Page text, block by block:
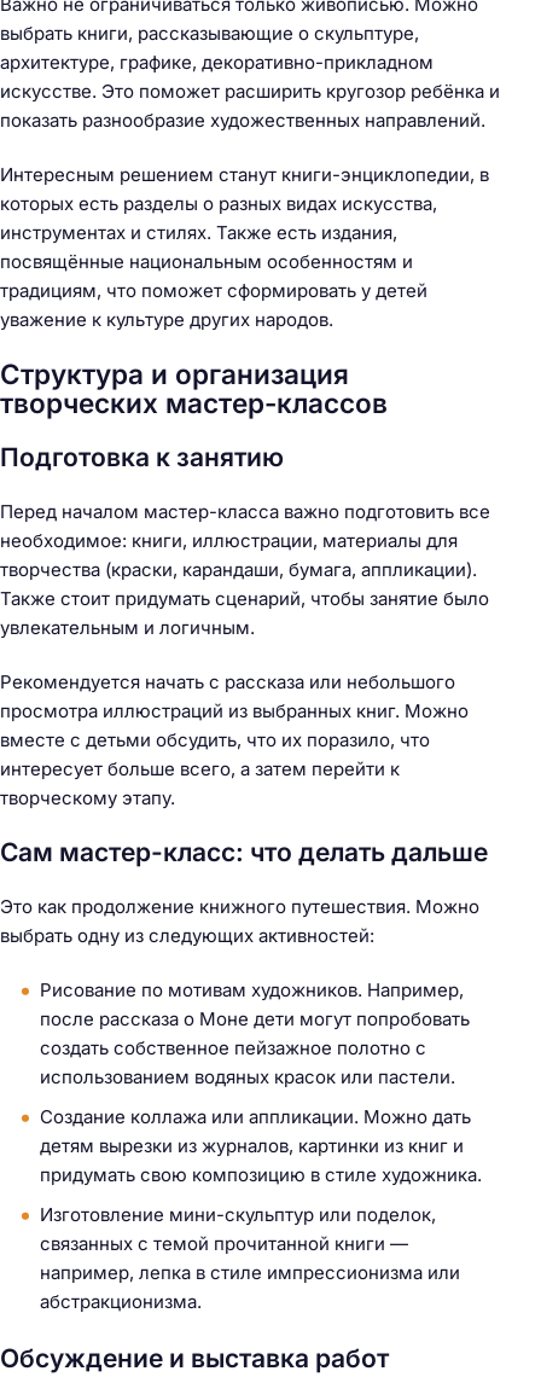
выбрать книги, рассказывающие о скульптуре,
архитектуре, графике, декоративно-прикладном
искусстве. Это поможет расширить кругозор ребёнка и
показать разнообразие художественных направлений.
Интересным решением станут книги-энциклопедии, в
которых есть разделы о разных видах искусства,
инструментах и стилях. Также есть издания,
посвящённые национальным особенностям и
традициям, что поможет сформировать у детей
уважение к культуре других народов.
Структура и организация
творческих мастер-классов
Подготовка к занятию
Перед началом мастер-класса важно подготовить все
необходимое: книги, иллюстрации, материалы для
творчества (краски, карандаши, бумага, аппликации).
Также стоит придумать сценарий, чтобы занятие было
увлекательным и логичным.
Рекомендуется начать с рассказа или небольшого
просмотра иллюстраций из выбранных книг. Можно
вместе с детьми обсудить, что их поразило, что
интересует больше всего, а затем перейти к
творческому этапу.
Сам мастер-класс: что делать дальше
Это как продолжение книжного путешествия. Можно
выбрать одну из следующих активностей:
Рисование по мотивам художников. Например,
после рассказа о Моне дети могут попробовать
создать собственное пейзажное полотно с
использованием водяных красок или пастели.
Создание коллажа или аппликации. Можно дать
детям вырезки из журналов, картинки из книг и
придумать свою композицию в стиле художника.
Изготовление мини-скульптур или поделок,
связанных с темой прочитанной книги —
например, лепка в стиле импрессионизма или
абстракционизма.
Обсуждение и выставка работ